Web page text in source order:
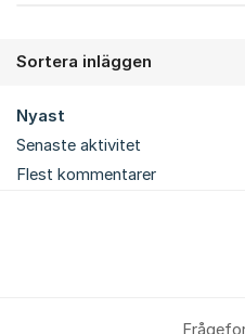
Sortera inläggen
Nyast
Senaste aktivitet
Flest kommentarer